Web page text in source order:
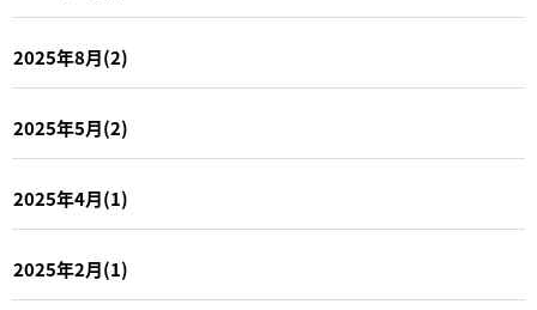
2025年8月(2)
2025年5月(2)
2025年4月(1)
2025年2月(1)